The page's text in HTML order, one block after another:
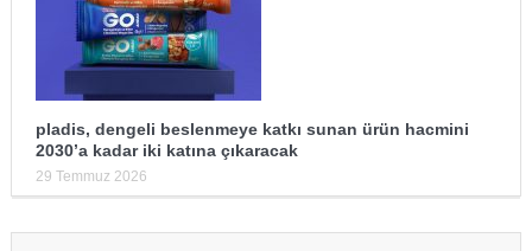
pladis, dengeli beslenmeye katkı sunan ürün hacmini
2030’a kadar iki katına çıkaracak
29 Temmuz 2026